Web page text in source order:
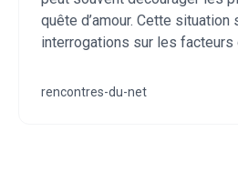
quête d’amour. Cette situation
interrogations sur les facteurs
rencontres-du-net